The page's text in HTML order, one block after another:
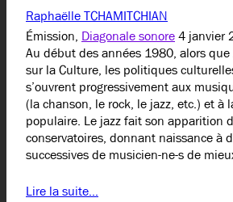
Raphaëlle TCHAMITCHIAN
Émission, Diagonale sonore4 janvier
Au début des années 1980, alors que
sur la Culture, les politiques
s’ouvrent progressivement aux
(la chanson, le rock, le jazz, etc.) et à
populaire. Le jazz fait son apparition
conservatoires, donnant naissance à
successives de musicien-ne-s de
Lire la suite…